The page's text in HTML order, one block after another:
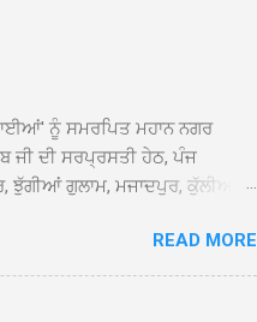
ਨੂੰ ਸਮਰਪਿਤ ਮਹਾਨ ਨਗਰ
ਜੀ ਦੀ ਸਰਪ੍ਰਸਤੀ ਹੇਠ, ਪੰਜ
ਝੁੱਗੀਆਂ ਗੁਲਾਮ, ਮਜਾਦਪੁਰ, ਕੁੱਲੀਆਂ,
ਵਿਖੇ ਪਹੁੰਚਣ ’ਤੇ ਮੁੱਖ ਸੇਵਾਦਾਰ
ਕੀਤਾ ਗਿਆ। ਗੁਰਦੁਆਰਾ ਸ੍ਰੀ
ਸਾਹਿਬਾਨ ਤੇ ਨਗਰ ਕੀਰਤਨ ਦੇ
READ MORE